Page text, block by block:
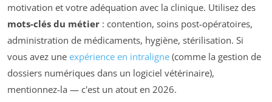
motivation et votre adéquation avec la clinique. Utilisez des
mots-clés du métier : contention, soins post-opératoires,
administration de médicaments, hygiène, stérilisation. Si
vous avez une expérience en intraligne (comme la gestion de
dossiers numériques dans un logiciel vétérinaire),
mentionnez-la — c'est un atout en 2026.